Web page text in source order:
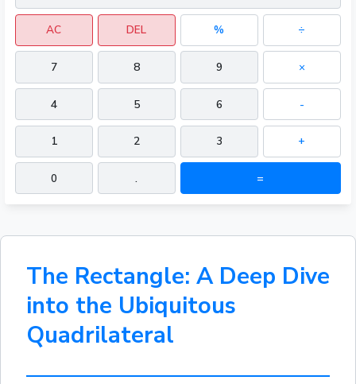
AC DEL % ÷
7 8 9 ×
4 5 6 -
1 2 3 +
0 . =
The Rectangle: A Deep Dive
into the Ubiquitous
Quadrilateral